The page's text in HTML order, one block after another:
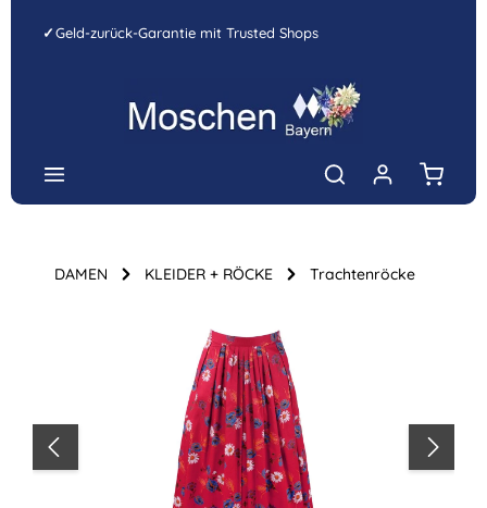
Zum Hauptinhalt springen
✓Geld-zurück-Garantie mit Trusted Shops
DAMEN KLEIDER + RÖCKE Trachtenröcke
Bildergalerie überspringen